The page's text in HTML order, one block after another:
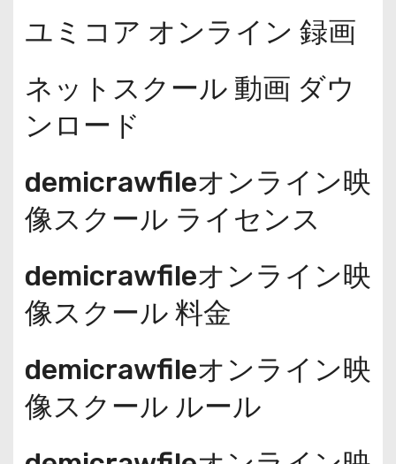
ユミコア オンライン 録画
ネットスクール 動画 ダウ
ンロード
demicrawfileオンライン映
像スクール ライセンス
demicrawfileオンライン映
像スクール 料金
demicrawfileオンライン映
像スクール ルール